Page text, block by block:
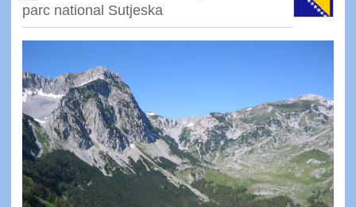
parc national Sutjeska